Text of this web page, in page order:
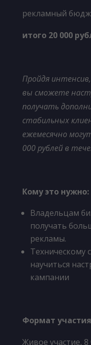
рекламный
итого 20 000
Пройдя интенсив,
вы сможете
получать
стабильных
ежемесячно
000 рублей в
Кому это нужно:
Владельцам
получать
рекламы.
Техническому
научиться
кампании
Формат участия
Живое участие,